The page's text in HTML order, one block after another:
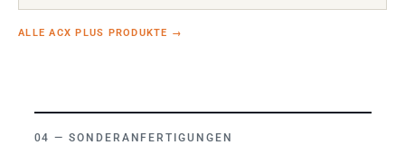
ALLE ACX PLUS PRODUKTE →
SONDERANFERTIGUNGEN